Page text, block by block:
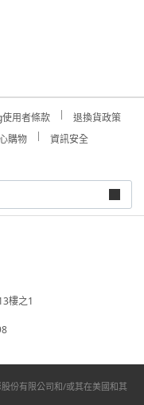
用者條款
退換貨政策
購物
資訊安全
樓之1
份有限公司和/或其在美國和其